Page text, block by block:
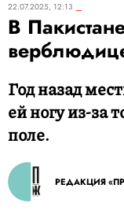
22.07.2025, 12:13
В
Год назад
ей ногу из-за
поле.
РЕДАКЦИЯ